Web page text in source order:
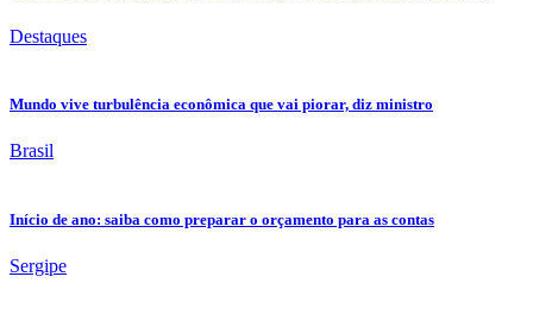
Destaques
Mundo vive turbulência econômica que vai piorar, diz ministro
Brasil
Início de ano: saiba como preparar o orçamento para as contas
Sergipe